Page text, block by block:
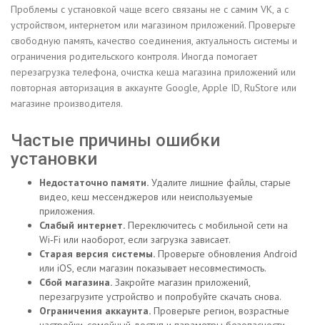
Проблемы с установкой чаще всего связаны не с самим VK, а с
устройством, интернетом или магазином приложений. Проверьте
свободную память, качество соединения, актуальность системы и
ограничения родительского контроля. Иногда помогает
перезагрузка телефона, очистка кеша магазина приложений или
повторная авторизация в аккаунте Google, Apple ID, RuStore или
магазине производителя.
Частые причины ошибки
установки
Недостаточно памяти. Удалите лишние файлы, старые
видео, кеш мессенджеров или неиспользуемые
приложения.
Слабый интернет. Переключитесь с мобильной сети на
Wi‑Fi или наоборот, если загрузка зависает.
Старая версия системы. Проверьте обновления Android
или iOS, если магазин показывает несовместимость.
Сбой магазина. Закройте магазин приложений,
перезагрузите устройство и попробуйте скачать снова.
Ограничения аккаунта. Проверьте регион, возрастные